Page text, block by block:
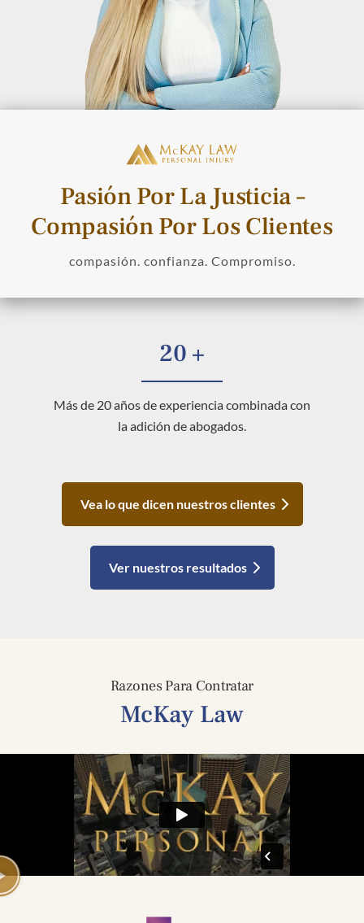
Pasión Por La Justicia –
Compasión Por Los Clientes
compasión. confianza. Compromiso.
20 +
Más de 20 años de experiencia combinada con
la adición de abogados.
Vea lo que dicen nuestros clientes
Ver nuestros resultados
Razones Para Contratar
McKay Law